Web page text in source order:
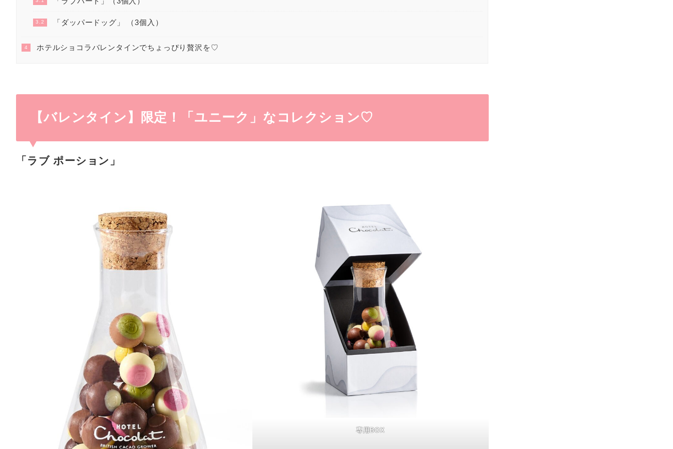
3.2 「ダッパードッグ」 （3個入）
4 ホテルショコラバレンタインでちょっぴり贅沢を♡
【バレンタイン】限定！「ユニーク」なコレクション♡
「 ラブ ポーション 」
専用BOX